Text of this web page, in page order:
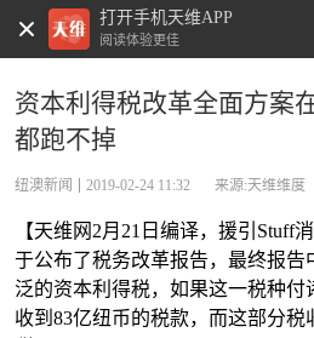
打开手机天维APP
阅读体验更佳 天维新闻
资本利得税改革全面方案
都跑不掉
纽澳新闻 2019-02-24 11:32 来源:天维维度
【天维网2月21日编译，援引Stuff
于公布了税务改革报告，最终报告
泛的资本利得税，如果这一税种付
收到83亿纽币的税款，而这部分